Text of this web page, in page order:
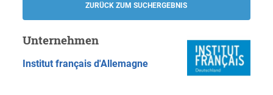
ZURÜCK ZUM SUCHERGEBNIS
Unternehmen
Institut français d'Allemagne